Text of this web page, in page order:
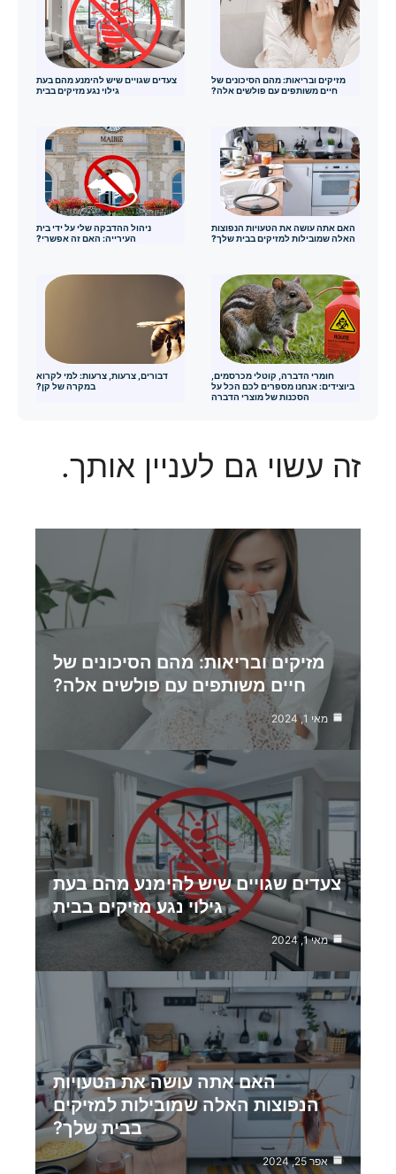
מזיקים ובריאות: מהם הסיכונים של
חיים משותפים עם פולשים אלה?
צעדים שגויים שיש להימנע מהם בעת
גילוי נגע מזיקים בבית
האם אתה עושה את הטעויות הנפוצות
האלה שמובילות למזיקים בבית שלך?
ניהול ההדבקה שלי על ידי בית
העירייה: האם זה אפשרי?
חומרי הדברה, קוטלי מכרסמים,
ביוצידים: אנחנו מספרים לכם הכל על
הסכנות של מוצרי הדברה
דבורים, צרעות, צרעות: למי לקרוא
במקרה של קן?
זה עשוי גם לעניין אותך.
מזיקים ובריאות: מהם הסיכונים של
חיים משותפים עם פולשים אלה?
מאי 1, 2024
צעדים שגויים שיש להימנע מהם בעת
גילוי נגע מזיקים בבית
מאי 1, 2024
האם אתה עושה את הטעויות
הנפוצות האלה שמובילות למזיקים
בבית שלך?
אפר 25, 2024